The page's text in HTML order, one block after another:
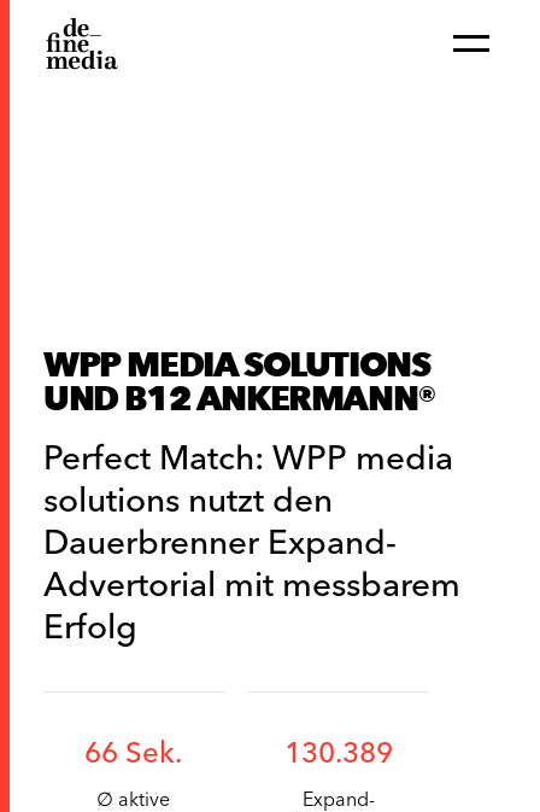
WPP MEDIA SOLUTIONS
UND B12 ANKERMANN®
Perfect Match: WPP media
solutions nutzt den
Dauerbrenner Expand-
Advertorial mit messbarem
Erfolg
66 Sek.
∅ aktive
130.389
Expand-